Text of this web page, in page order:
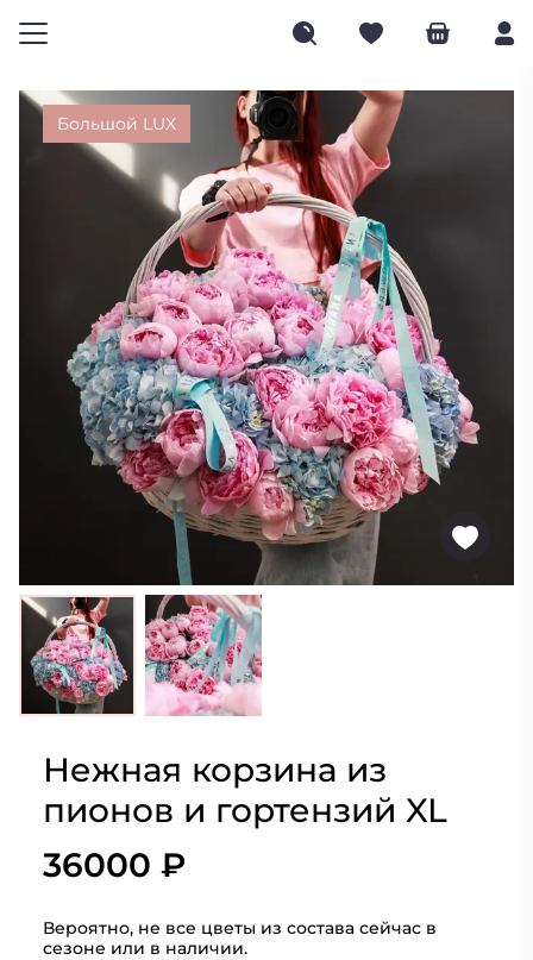
Большой LUX
Нежная корзина из
пионов и гортензий XL
36000 ₽
Вероятно, не все цветы из состава сейчас в
сезоне или в наличии.